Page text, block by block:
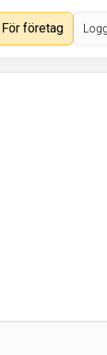
För företag